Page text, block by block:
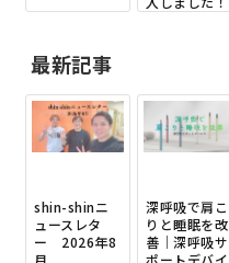
最新記事
shin-shinニ
ュースレタ
ー 2026年8
月
深呼吸で肩こ
りと睡眠を改
善｜深呼吸サ
ポートデバイ